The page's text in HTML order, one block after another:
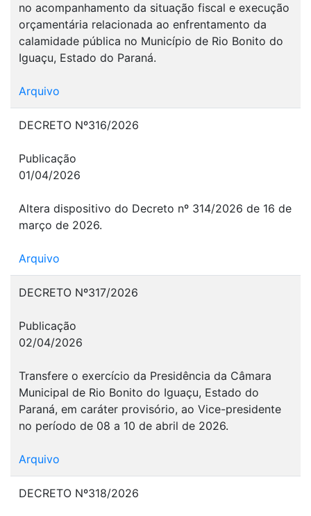
no acompanhamento da situação fiscal e execução
orçamentária relacionada ao enfrentamento da
calamidade pública no Município de Rio Bonito do
Iguaçu, Estado do Paraná.
Arquivo
DECRETO Nº316/2026
Publicação
01/04/2026
Altera dispositivo do Decreto nº 314/2026 de 16 de
março de 2026.
Arquivo
DECRETO Nº317/2026
Publicação
02/04/2026
Transfere o exercício da Presidência da Câmara
Municipal de Rio Bonito do Iguaçu, Estado do
Paraná, em caráter provisório, ao Vice-presidente
no período de 08 a 10 de abril de 2026.
Arquivo
DECRETO Nº318/2026